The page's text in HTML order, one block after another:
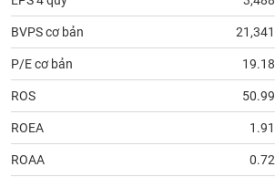
BVPS cơ bản 21,341
P/E cơ bản 19.18
ROS 50.99
ROEA 1.91
ROAA 0.72